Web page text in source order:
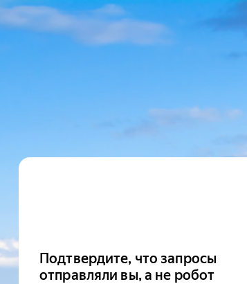
Подтвердите, что запросы
отправляли вы, а не робот